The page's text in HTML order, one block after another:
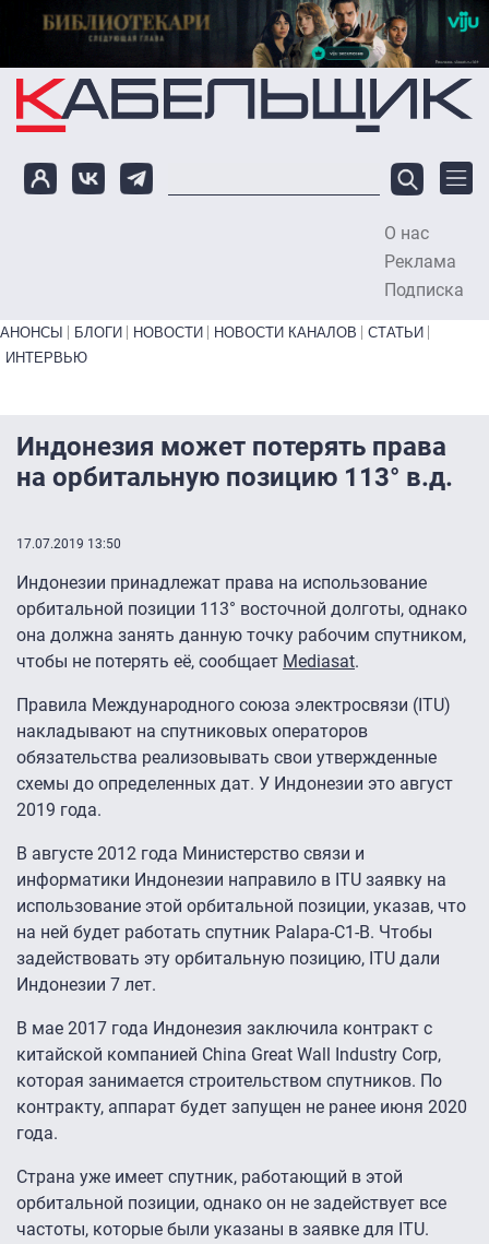
Перейти к основному содержанию
О нас
Реклама
Подписка
Primary links bottom
АНОНСЫ БЛОГИ НОВОСТИ НОВОСТИ КАНАЛОВ
СТАТЬИ
ИНТЕРВЬЮ
Индонезия может потерять права
на орбитальную позицию 113° в.д.
17.07.2019 13:50
Индонезии принадлежат права на использование
орбитальной позиции 113° восточной долготы, однако
она должна занять данную точку рабочим спутником,
чтобы не потерять её, сообщает Mediasat.
Правила Международного союза электросвязи (ITU)
накладывают на спутниковых операторов
обязательства реализовывать свои утвержденные
схемы до определенных дат. У Индонезии это август
2019 года.
В августе 2012 года Министерство связи и
информатики Индонезии направило в ITU заявку на
использование этой орбитальной позиции, указав, что
на ней будет работать спутник Palapa-C1-B. Чтобы
задействовать эту орбитальную позицию, ITU дали
Индонезии 7 лет.
В мае 2017 года Индонезия заключила контракт с
китайской компанией China Great Wall Industry Corp,
которая занимается строительством спутников. По
контракту, аппарат будет запущен не ранее июня 2020
года.
Страна уже имеет спутник, работающий в этой
орбитальной позиции, однако он не задействует все
частоты, которые были указаны в заявке для ITU.